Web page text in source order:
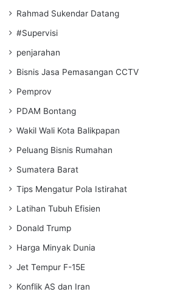
Rahmad Sukendar Datang
#Supervisi
penjarahan
Bisnis Jasa Pemasangan CCTV
Pemprov
PDAM Bontang
Wakil Wali Kota Balikpapan
Peluang Bisnis Rumahan
Sumatera Barat
Tips Mengatur Pola Istirahat
Latihan Tubuh Efisien
Donald Trump
Harga Minyak Dunia
Jet Tempur F-15E
Konflik AS dan Iran